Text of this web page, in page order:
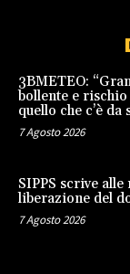
3BMETEO:
bollente e
quello che c’è da
7 Agosto 2026
SIPPS scrive
liberazione del
7 Agosto 2026